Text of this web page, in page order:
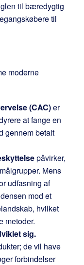
til bæredygtig
til
moderne
(CAC)er
at fange en
gennem betalt
påvirker,
Mens
udfasning af
mod et
hvilket
metoder.
sig.
de vil have
forbindelser